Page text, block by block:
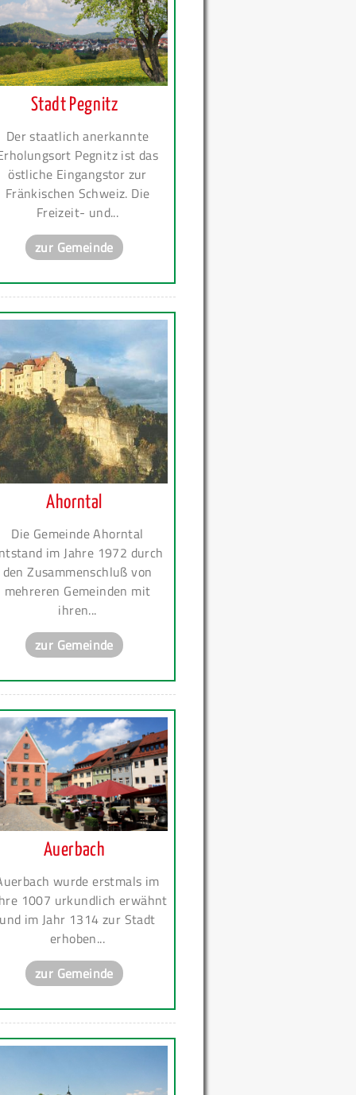
Stadt Pegnitz
Der staatlich anerkannte
Pegnitz ist das
östliche Eingangstor zur
Fränkischen Schweiz. Die
Freizeit- und...
zur Gemeinde
Ahorntal
Die Gemeinde Ahorntal
im Jahre 1972 durch
den Zusammenschluß von
mehreren Gemeinden mit
ihren...
zur Gemeinde
Auerbach
wurde erstmals im
1007 urkundlich erwähnt
und im Jahr 1314 zur Stadt
erhoben...
zur Gemeinde